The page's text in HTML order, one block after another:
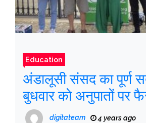
Education
अंडालूसी संसद का पूर्ण
बुधवार को अनुपातों पर
है
digitateam 4 years ago